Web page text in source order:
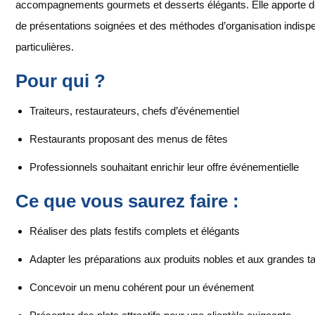
accompagnements gourmets et desserts élégants. Elle apporte
de présentations soignées et des méthodes d’organisation
particulières.
Pour qui ?
Traiteurs, restaurateurs, chefs d’événementiel
Restaurants proposant des menus de fêtes
Professionnels souhaitant enrichir leur offre événementielle
Ce que vous saurez faire :
Réaliser des plats festifs complets et élégants
Adapter les préparations aux produits nobles et aux grandes
Concevoir un menu cohérent pour un événement